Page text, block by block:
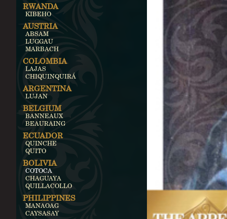
RWANDA
KIBEHO
AUSTRIA
ABSAM
LUGGAU
MARBACH
COLOMBIA
LAJAS
CHIQUINQUIRÁ
ARGENTINA
LUJAN
BELGIUM
BANNEAUX
BEAURAING
ECUADOR
QUINCHE
QUITO
BOLIVIA
COTOCA
CHAGUAYA
QUILLACOLLO
PHILIPPINES
MANAOAG
CAYSASAY